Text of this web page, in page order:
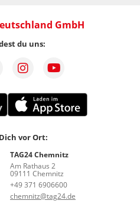
GmbH
du uns:
vor Ort:
TAG24 Chemnitz
Am Rathaus 2
09111 Chemnitz
+49 371 6906600
chemnitz@tag24.de